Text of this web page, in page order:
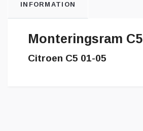
INFORMATION
Monteringsram C5
Citroen C5 01-05